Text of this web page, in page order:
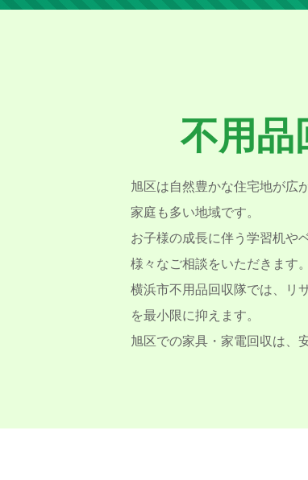
不用品
旭区は自然豊かな住宅地が広
家庭も多い地域です。
お子様の成長に伴う学習机や
様々なご相談をいただきます。
横浜市不用品回収隊では、リ
を最小限に抑えます。
旭区での家具・家電回収は、